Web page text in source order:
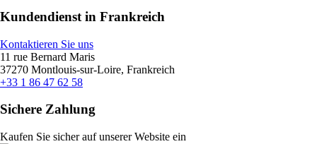
Kundendienst in Frankreich
Kontaktieren Sie uns
11 rue Bernard Maris
37270 Montlouis-sur-Loire, Frankreich
+33 1 86 47 62 58
Sichere Zahlung
Kaufen Sie sicher auf unserer Website ein